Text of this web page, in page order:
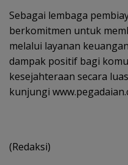
Sebagai lembaga
berkomitmen untuk
melalui layanan
dampak positif bagi
kesejahteraan secara
kunjungi
(Redaksi)